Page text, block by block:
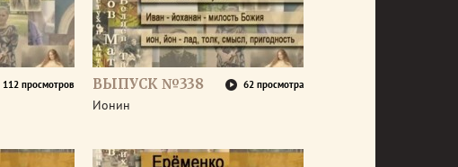
112 просмотров ВЫПУСК №338 62 просмотра
Ионин